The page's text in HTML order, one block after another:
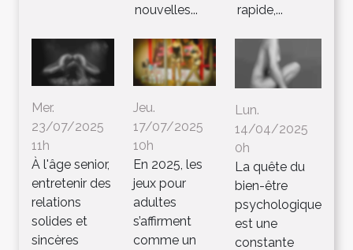
nouvelles...
rapide,...
Mer.
23/07/2025
11h
À l'âge senior,
entretenir des
relations
solides et
sincères
Jeu.
17/07/2025
10h
En 2025, les
jeux pour
adultes
s’affirment
comme un
Lun.
14/04/2025
0h
La quête du
bien-être
psychologique
est une
constante